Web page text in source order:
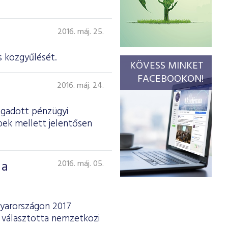
2016. máj. 25.
köz­gyűlését.
2016. máj. 24.
pénzügyi
mellett jelentősen
2016. máj. 05.
2017
választotta nemzetközi
KÖVESS MINKET
FACEBOOKON!